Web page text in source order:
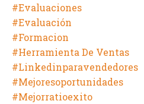
#evaluaciones
#evaluación
#formacion
#herramienta De Ventas
#linkedinparavendedores
#mejoresoportunidades
#mejorratioexito